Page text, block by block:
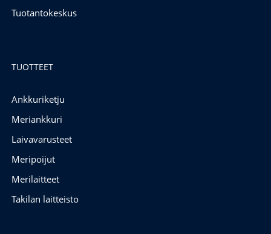
Tuotantokeskus
TUOTTEET
Ankkuriketju
Meriankkuri
Laivavarusteet
Meripoijut
Merilaitteet
Takilan laitteisto